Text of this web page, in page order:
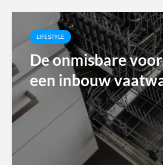
LIFESTYLE
De onmisbare
een inbouw